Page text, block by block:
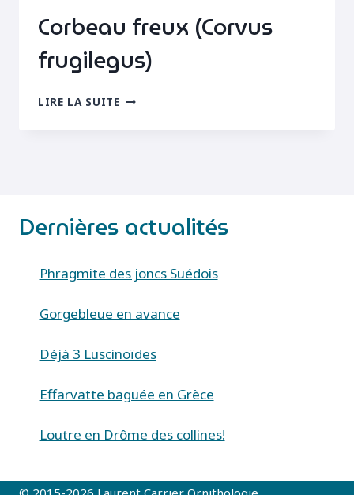
Corbeau freux (Corvus
frugilegus)
LIRE LA SUITECORBEAU
Dernières actualités
Phragmite des joncs Suédois
Gorgebleue en avance
Déjà 3 Luscinoïdes
Effarvatte baguée en Grèce
Loutre en Drôme des collines!